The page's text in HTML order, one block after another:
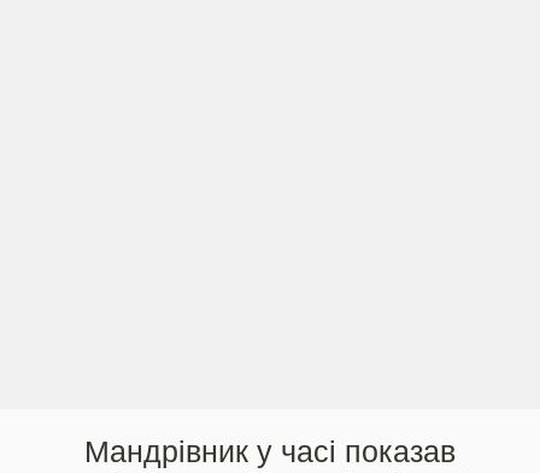
Мандрівник у часі показав